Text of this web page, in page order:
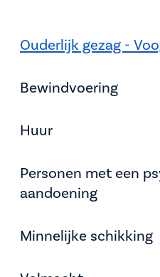
Ouderlijk gezag -
Bewindvoering
Huur
Personen met een
aandoening
Minnelijke schikking